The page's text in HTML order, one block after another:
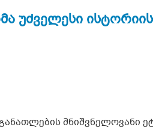
უძველესი ისტორიის
მნიშვნელოვანი